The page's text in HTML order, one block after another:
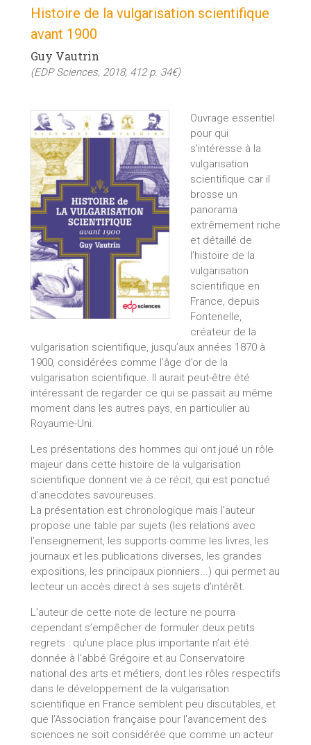
Histoire de la vulgarisation scientifique
avant 1900
Guy Vautrin
(EDP Sciences, 2018, 412 p. 34€)
Ouvrage essentiel
pour qui
s’intéresse à la
vulgarisation
scientifique car il
brosse un
panorama
extrêmement riche
et détaillé de
l’histoire de la
vulgarisation
scientifique en
France, depuis
Fontenelle,
créateur de la
vulgarisation scientifique, jusqu’aux années 1870 à
1900, considérées comme l’âge d’or de la
vulgarisation scientifique. Il aurait peut-être été
intéressant de regarder ce qui se passait au même
moment dans les autres pays, en particulier au
Royaume-Uni.
Les présentations des hommes qui ont joué un rôle
majeur dans cette histoire de la vulgarisation
scientifique donnent vie à ce récit, qui est ponctué
d’anecdotes savoureuses.
La présentation est chronologique mais l’auteur
propose une table par sujets (les relations avec
l’enseignement, les supports comme les livres, les
journaux et les publications diverses, les grandes
expositions, les principaux pionniers...) qui permet au
lecteur un accès direct à ses sujets d’intérêt.
L’auteur de cette note de lecture ne pourra
cependant s’empêcher de formuler deux petits
regrets : qu’une place plus importante n’ait été
donnée à l’abbé Grégoire et au Conservatoire
national des arts et métiers, dont les rôles respectifs
dans le développement de la vulgarisation
scientifique en France semblent peu discutables, et
que l’Association française pour l'avancement des
sciences ne soit considérée que comme un acteur